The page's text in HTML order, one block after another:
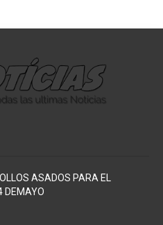
ASADOS PARA EL
DEMAYO